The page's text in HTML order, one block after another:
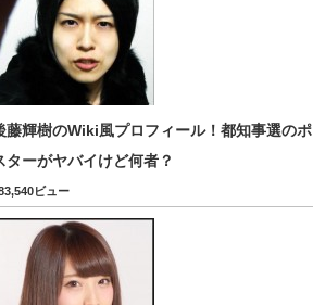
藤輝樹のWiki風プロフィール！都知事選のポ
ターがヤバイけど何者？
ビュー